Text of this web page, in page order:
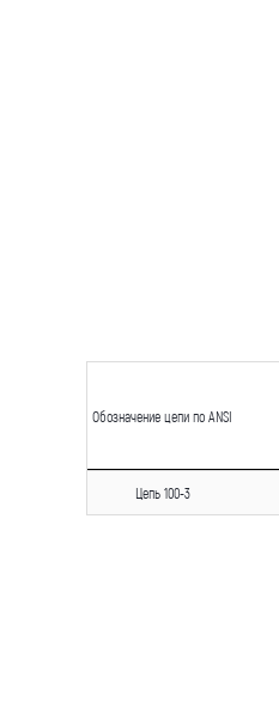
Обозначение цепи по ANSI
Цепь 100-3